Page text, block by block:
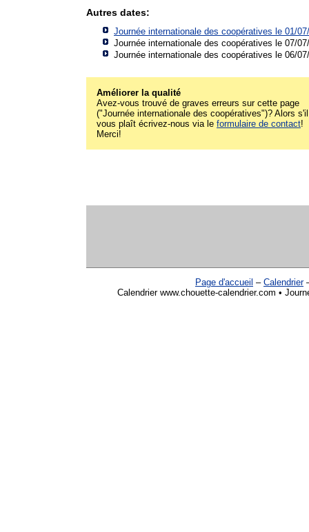
Autres dates:
Journée internationale des coopératives le 01/
Journée internationale des coopératives le 07/
Journée internationale des coopératives le 06/
Améliorer la qualité
Avez-vous trouvé de graves erreurs sur cette page
("Journée internationale des coopératives")? Alors s'il
vous plaît écrivez-nous via le formulaire de contact!
Merci!
Page d'accueil – Calendrier
Calendrier www.chouette-calendrier.com •